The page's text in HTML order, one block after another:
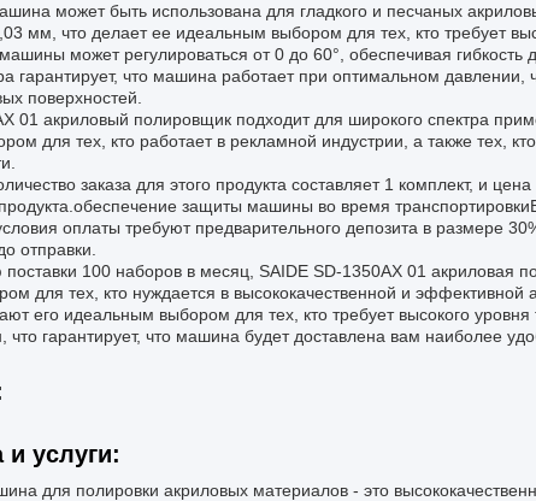
может быть использована для гладкого и песчаных
мм, что делает ее идеальным выбором для тех, кто требует
может регулироваться от 0 до 60°, обеспечивая гибкость
гарантирует, что машина работает при оптимальном давлении,
поверхностей.
01 акриловый полировщик подходит для широкого спектра
для тех, кто работает в рекламной индустрии, а также тех,
заказа для этого продукта составляет 1 комплект, и
защиты машины во время
оплаты требуют предварительного депозита в размере
отправки.
100 наборов в месяц, SAIDE SD-1350AX 01 акриловая
для тех, кто нуждается в высококачественной и эффективной
его идеальным выбором для тех, кто требует высокого
что гарантирует, что машина будет доставлена вам наиболее
услуги:
для полировки акриловых материалов - это